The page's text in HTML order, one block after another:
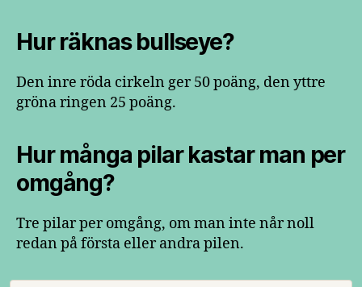
Hur räknas bullseye?
Den inre röda cirkeln ger 50 poäng, den yttre
gröna ringen 25 poäng.
Hur många pilar kastar man per
omgång?
Tre pilar per omgång, om man inte når noll
redan på första eller andra pilen.